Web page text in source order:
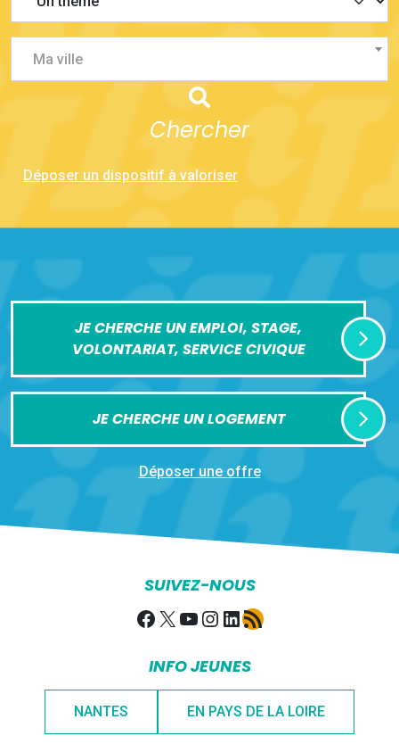
Ma ville
Chercher
Déposer un dispositif à valoriser
JE CHERCHE UN EMPLOI, STAGE,
VOLONTARIAT, SERVICE CIVIQUE
JE CHERCHE UN LOGEMENT
Déposer une offre
SUIVEZ-NOUS
Facebook
X YouTube
Instagram
LinkedIn
Flux RSS
INFO JEUNES
NANTES EN PAYS DE LA LOIRE